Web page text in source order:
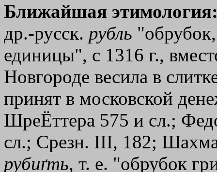
Ближайшая
др.-русск. рубль
единицы", с 1316 г.,
Новгороде весила в
принят в московской
ШреЁттера 575 и сл.;
сл.; Срезн. III, 182;
рубиґть, т. е. "обрубок